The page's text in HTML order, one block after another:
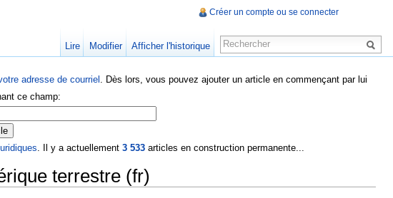
adresse de courriel . Dès lors, vous pouvez ajouter un article en commençant par lui
ce champ:
. Il y a actuellement 3 533articles en construction permanente...
terrestre (fr)
Créer un compte ou se connecter
Lire Modifier Afficher l'historique